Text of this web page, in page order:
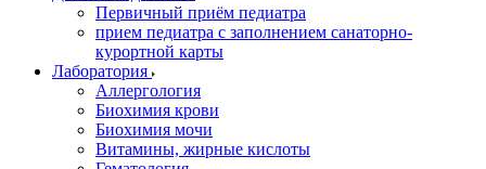
Первичный приём педиатра
прием педиатра с заполнением санаторно-
курортной карты
Лаборатория
Аллергология
Биохимия крови
Биохимия мочи
Витамины, жирные кислоты